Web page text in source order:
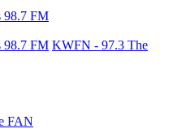
98.7 FM
98.7 FM KWFN - 97.3 The
FAN